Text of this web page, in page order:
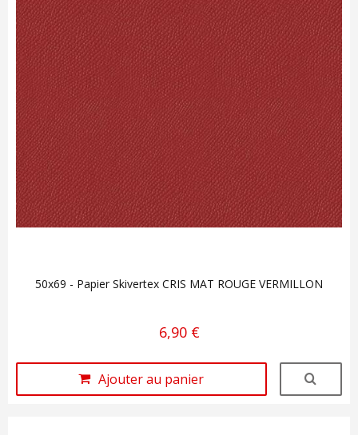
50x69 - Papier Skivertex CRIS MAT ROUGE VERMILLON
6,90 €
Ajouter au panier